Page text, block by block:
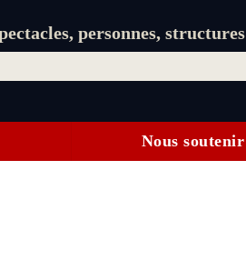
personnes, structures
Nous soutenir